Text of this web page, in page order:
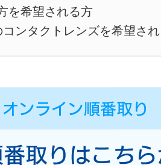
を希望される方
ンタクトレンズを希望さ